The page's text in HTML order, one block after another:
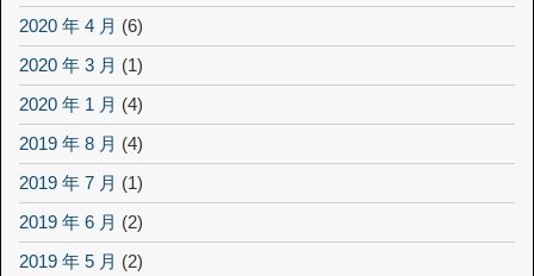
2020 年 4 月 (6)
2020 年 3 月 (1)
2020 年 1 月 (4)
2019 年 8 月 (4)
2019 年 7 月 (1)
2019 年 6 月 (2)
2019 年 5 月 (2)